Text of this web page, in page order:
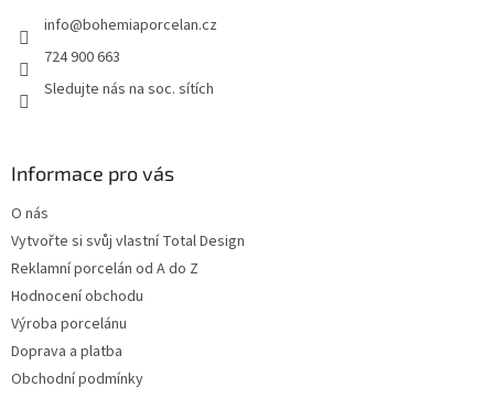
info@bohemiaporcelan.cz
724 900 663
Sledujte nás na soc. sítích
Informace pro vás
O nás
Vytvořte si svůj vlastní Total Design
Reklamní porcelán od A do Z
Hodnocení obchodu
Výroba porcelánu
Doprava a platba
Obchodní podmínky